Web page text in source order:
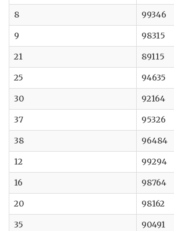
8
99346
9
98315
21
89115
25
94635
30
92164
37
95326
38
96484
12
99294
16
98764
20
98162
35
90491